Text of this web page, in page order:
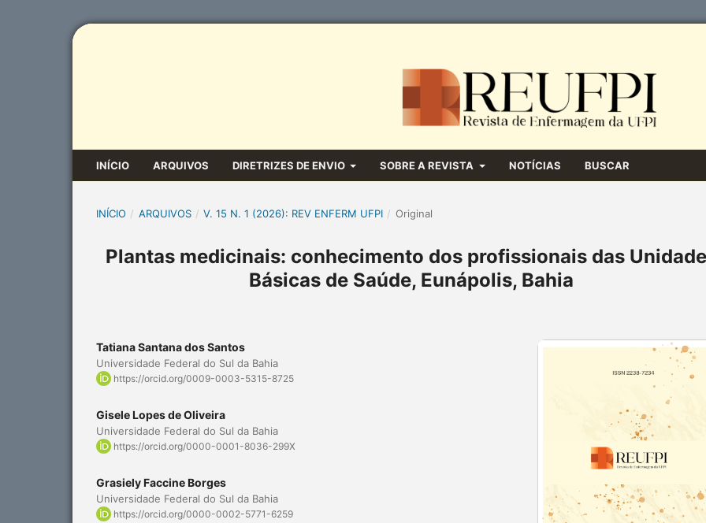
INÍCIO ARQUIVOS DIRETRIZES DE ENVIO SOBRE A REVISTA NOTÍCIAS BUSCAR
INÍCIO / ARQUIVOS / V. 15 N. 1 (2026): REV ENFERM UFPI / Original
Plantas medicinais: conhecimento dos profissionais das
Básicas de Saúde, Eunápolis, Bahia
Tatiana Santana dos Santos
Universidade Federal do Sul da Bahia
https://orcid.org/0009-0003-5315-8725
Gisele Lopes de Oliveira
Universidade Federal do Sul da Bahia
https://orcid.org/0000-0001-8036-299X
Grasiely Faccine Borges
Universidade Federal do Sul da Bahia
https://orcid.org/0000-0002-5771-6259